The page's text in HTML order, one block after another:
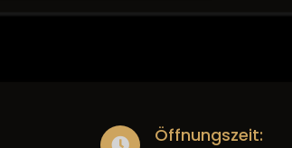
Öffnungszeit: